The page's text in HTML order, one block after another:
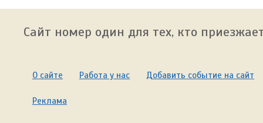
Сайт номер один для тех, кто
О сайте Работа у нас Добавить событие на сайт
Реклама